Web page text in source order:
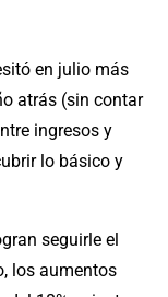
en julio más
atrás (sin contar
ingresos y
lo básico y
seguirle el
los aumentos